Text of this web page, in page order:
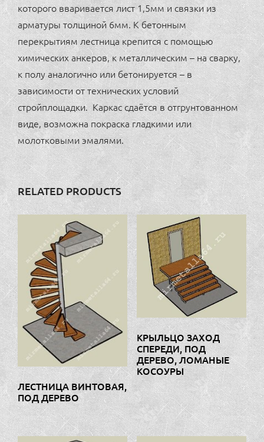
которого вваривается лист 1,5мм и связки из
арматуры толщиной 6мм. К бетонным
перекрытиям лестница крепится с помощью
химических анкеров, к металлическим – на сварку,
к полу аналогично или бетонируется – в
зависимости от технических условий
стройплощадки. Каркас сдаётся в отгрунтованном
виде, возможна покраска гладкими или
молотковыми эмалями.
RELATED PRODUCTS
ЛЕСТНИЦА ВИНТОВАЯ,
ПОД ДЕРЕВО
КРЫЛЬЦО ЗАХОД
СПЕРЕДИ, ПОД
ДЕРЕВО, ЛОМАНЫЕ
КОСОУРЫ